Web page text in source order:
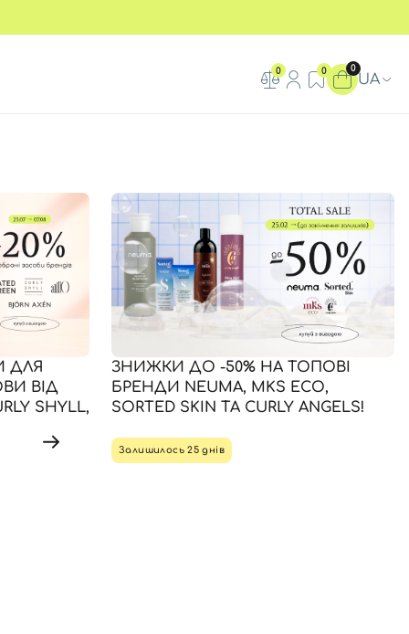
0 0 0
UA
ДЛЯ
ВІД
SHYLL,
ЗНИЖКИ ДО -50% НА ТОПОВІ
БРЕНДИ NEUMA, MKS ECO,
SORTED SKIN ТА CURLY ANGELS!
Залишилось 25 днів